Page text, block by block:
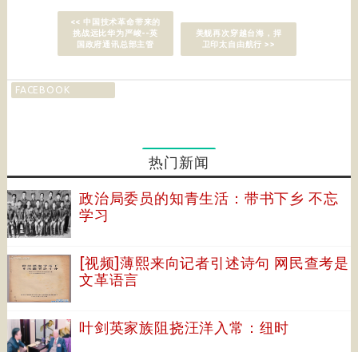
<< 中国技术革命带来的
挑战远比华为严峻--英
国政府通讯总部主管
美舰再次穿越台海，捍
卫印太自由航行 >>
FACEBOOK
热门新闻
政治局委员的知青生活：带书下乡 不忘
学习
[视频]薄熙来向记者引述诗句 网民查考是
文革语言
叶剑英家族阻挠汪洋入常：纽时